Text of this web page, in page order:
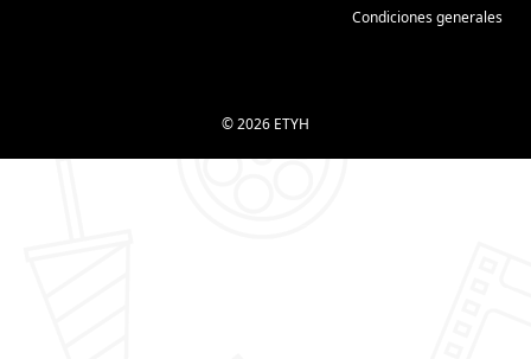
Condiciones generales
© 2026 ETYH